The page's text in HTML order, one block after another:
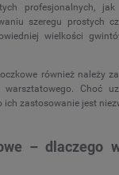
profesjonalnych,
szeregu prostych
wielkości
również należy
warsztatowego. Choć
zastosowanie jest
– dlaczego